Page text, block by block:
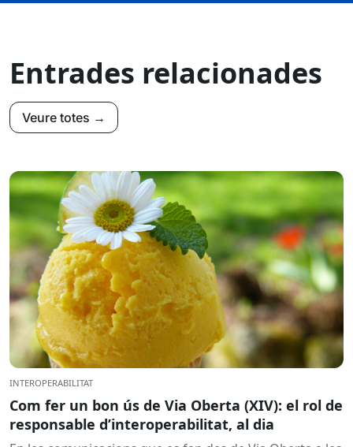
Entrades relacionades
Veure totes →
INTEROPERABILITAT
Com fer un bon ús de Via Oberta (XIV): el rol de
responsable d’interoperabilitat, al dia